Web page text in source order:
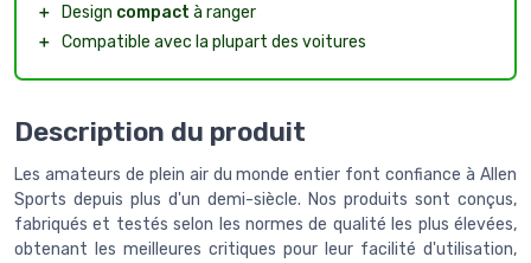
＋
Design compact à ranger
＋ Compatible avec la plupart des voitures
Description du produit
Les amateurs de plein air du monde entier font confiance à Allen
Sports depuis plus d'un demi-siècle. Nos produits sont conçus,
fabriqués et testés selon les normes de qualité les plus élevées,
obtenant les meilleures critiques pour leur facilité d'utilisation,